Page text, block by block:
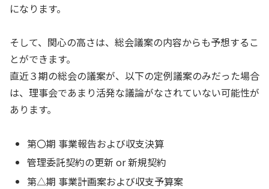
になります。
そして、関心の高さは、総会議案の内容からも予想するこ
とができます。
直近３期の総会の議案が、以下の定例議案のみだった場合
は、理事会であまり活発な議論がなされていない可能性が
あります。
第〇期 事業報告および収支決算
管理委託契約の更新 or 新規契約
第△期 事業計画案および収支予算案